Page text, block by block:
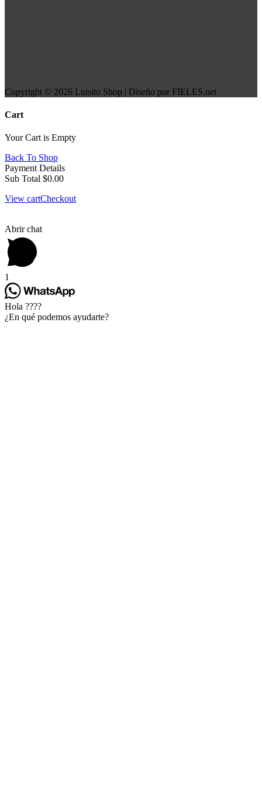
Copyright © 2026 Luisito Shop | Diseño por FIELES.net
Cart
Your Cart is Empty
Back To Shop
Payment Details
Sub Total $0.00
View cartCheckout
Abrir chat
1
Hola ????
¿En qué podemos ayudarte?